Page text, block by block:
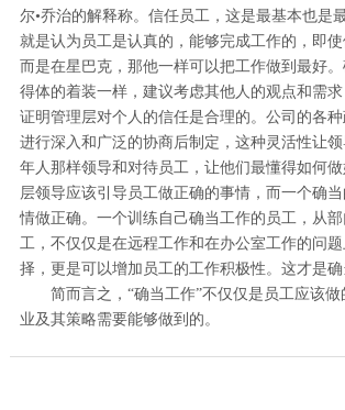
尔•乔治的解释称。信任员工，这是最基本也是
就是认为员工是认真的，能够完成工作的，即
而是在星巴克，那他一样可以把工作做到最好
得体的着装一样，建议考虑其他人的观点和需求
证明管理层对个人的信任是合理的。公司的各
进行深入和广泛的协商后制定，这种灵活性让
年人那样领导和对待员工，让他们最懂得如何
层领导应该引导员工做正确的事情，而一个确
情做正确。一个训练自己确当工作的员工，从
工，不仅仅是在远程工作和在办公室工作的问
择，更是可以增加员工的工作积极性。这才是确
简而言之，“确当工作”不仅仅是员工应该
业及其策略需要能够做到的。